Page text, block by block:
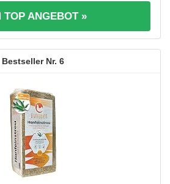
TOP ANGEBOT »
6